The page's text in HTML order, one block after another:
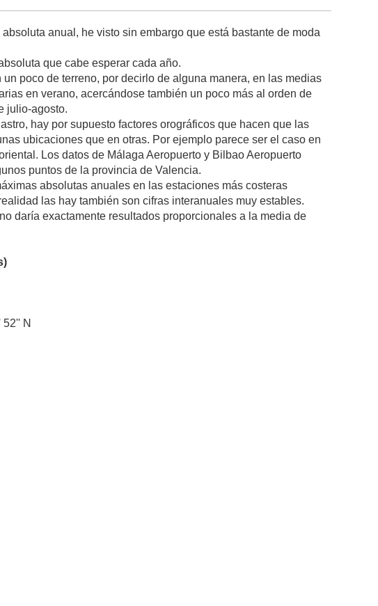
anual, he visto sin embargo que está bastante de moda
que cabe esperar cada año.
poco de terreno, por decirlo de alguna manera, en las medias
en verano, acercándose también un poco más al orden de
julio-agosto.
hay por supuesto factores orográficos que hacen que las
ubicaciones que en otras. Por ejemplo parece ser el caso en
Los datos de Málaga Aeropuerto y Bilbao Aeropuerto
puntos de la provincia de Valencia.
absolutas anuales en las estaciones más costeras
las hay también son cifras interanuales muy estables.
daría exactamente resultados proporcionales a la media de
N